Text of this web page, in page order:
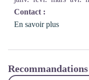
Contact :
En savoir plus
Recommandations